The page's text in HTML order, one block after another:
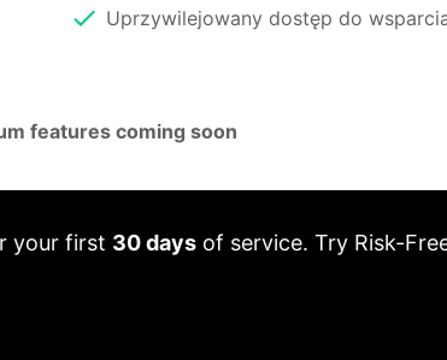
Uprzywilejowany dostęp do
features coming soon
your first 30 days of service. Try Risk-